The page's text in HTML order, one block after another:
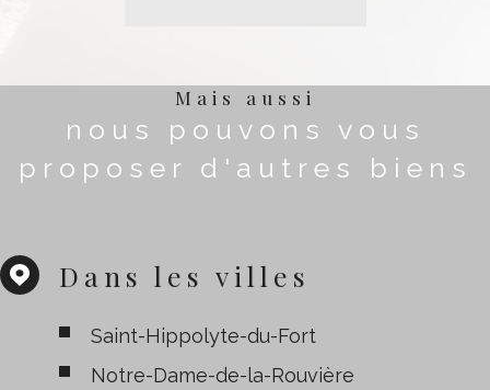
Mais aussi
nous pouvons vous
proposer d'autres biens
Dans les villes
Saint-Hippolyte-du-Fort
Notre-Dame-de-la-Rouvière